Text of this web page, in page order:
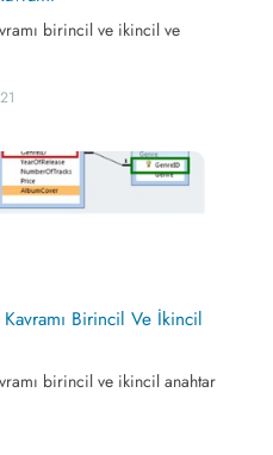
birincil ve ikincil ve
Birincil Ve İkincil
birincil ve ikincil anahtar